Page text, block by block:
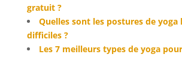
gratuit ?
Quelles sont les postures de yoga
difficiles ?
Les 7 meilleurs types de yoga